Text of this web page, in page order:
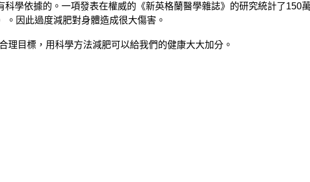
學依據的。一項發表在權威的《新英格蘭醫學雜誌》的研究統計了150
因此過度減肥對身體造成很大傷害。
理目標，用科學方法減肥可以給我們的健康大大加分。